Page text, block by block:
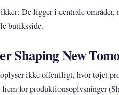
De ligger i centrale områder,
butiksside.
Shaping New
ikke offentligt, hvor tøjet
for produktionsoplysninger